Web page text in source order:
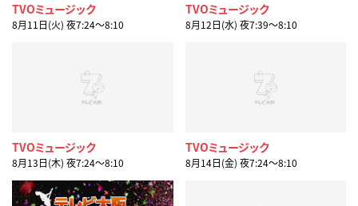
TVOミュージック
8月11日(火) 夜7:24〜8:10
TVOミュージック
8月12日(水) 夜7:39〜8:10
TVOミュージック
8月13日(木) 夜7:24〜8:10
TVOミュージック
8月14日(金) 夜7:24〜8:10